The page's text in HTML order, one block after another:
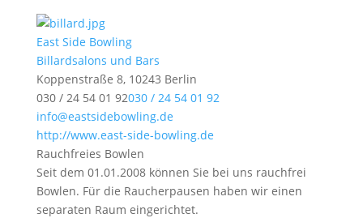
East Side Bowling
Billardsalons und Bars
Koppenstraße 8, 10243 Berlin
030 / 24 54 01 92030 / 24 54 01 92
info@eastsidebowling.de
http://www.east-side-bowling.de
Rauchfreies Bowlen
Seit dem 01.01.2008 können Sie bei uns rauchfrei
Bowlen. Für die Raucherpausen haben wir einen
separaten Raum eingerichtet.